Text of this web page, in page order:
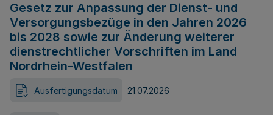
Gesetz zur Anpassung der Dienst- und
Versorgungsbezüge in den Jahren 2026
bis 2028 sowie zur Änderung weiterer
dienstrechtlicher Vorschriften im Land
Nordrhein-Westfalen
Ausfertigungsdatum 21.07.2026